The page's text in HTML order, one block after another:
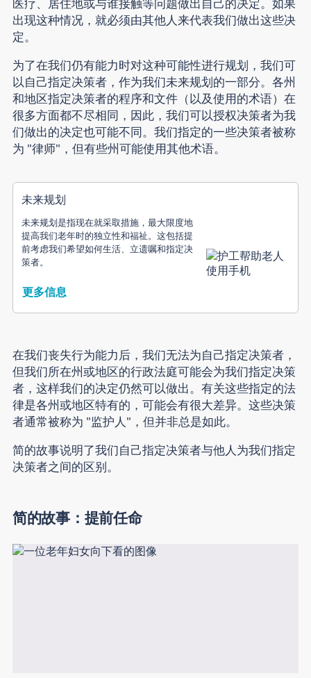
出现这种情况，就必须由其他人来代表我们做出这些决
定。
为了在我们仍有能力时对这种可能性进行规划，我们可
以自己指定决策者，作为我们未来规划的一部分。各州
和地区指定决策者的程序和文件（以及使用的术语）在
很多方面都不尽相同，因此，我们可以授权决策者为我
们做出的决定也可能不同。我们指定的一些决策者被称
为 "律师"，但有些州可能使用其他术语。
未来规划
未来规划是指现在就采取措施，最大限度地
提高我们老年时的独立性和福祉。这包括提
前考虑我们希望如何生活、立遗嘱和指定决
策者。
更多信息
在我们丧失行为能力后，我们无法为自己指定决策者，
但我们所在州或地区的行政法庭可能会为我们指定决策
者，这样我们的决定仍然可以做出。有关这些指定的法
律是各州或地区特有的，可能会有很大差异。这些决策
者通常被称为 "监护人"，但并非总是如此。
简的故事说明了我们自己指定决策者与他人为我们指定
决策者之间的区别。
简的故事：提前任命